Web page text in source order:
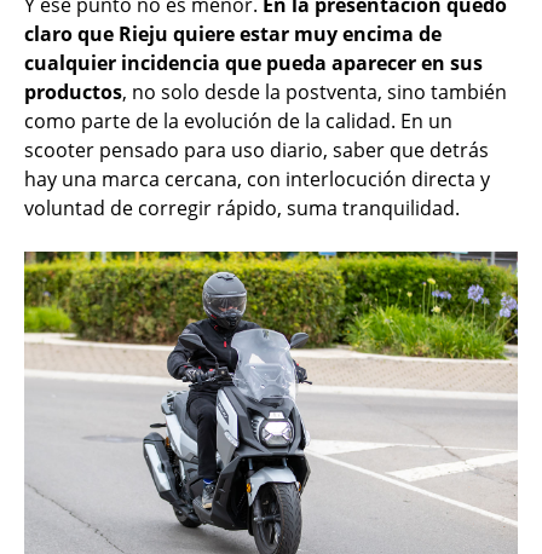
claro que Rieju quiere estar muy encima de
cualquier incidencia que pueda aparecer en sus
productos, no solo desde la postventa, sino también
como parte de la evolución de la calidad. En un
scooter pensado para uso diario, saber que detrás
hay una marca cercana, con interlocución directa y
voluntad de corregir rápido, suma tranquilidad.